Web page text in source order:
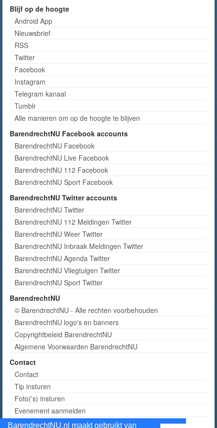
BarendrechtNU.nl maakt gebruikt van
Blijf op de hoogte
Android App
Nieuwsbrief
RSS
Twitter
Facebook
Instagram
Telegram kanaal
Tumblr
Alle manieren om op de hoogte te blijven
BarendrechtNU Facebook accounts
BarendrechtNU Facebook
BarendrechtNU Live Facebook
BarendrechtNU 112 Facebook
BarendrechtNU Sport Facebook
BarendrechtNU Twitter accounts
BarendrechtNU Twitter
BarendrechtNU 112 Meldingen Twitter
BarendrechtNU Weer Twitter
BarendrechtNU Inbraak Meldingen Twitter
BarendrechtNU Agenda Twitter
BarendrechtNU Vliegtuigen Twitter
BarendrechtNU Sport Twitter
BarendrechtNU
© BarendrechtNU - Alle rechten voorbehouden
BarendrechtNU logo's en banners
Copyrightbeleid BarendrechtNU
Algemene Voorwaarden BarendrechtNU
Contact
Contact
Tip insturen
Foto('s) insturen
Evenement aanmelden
Informatie aanvragen adverteren